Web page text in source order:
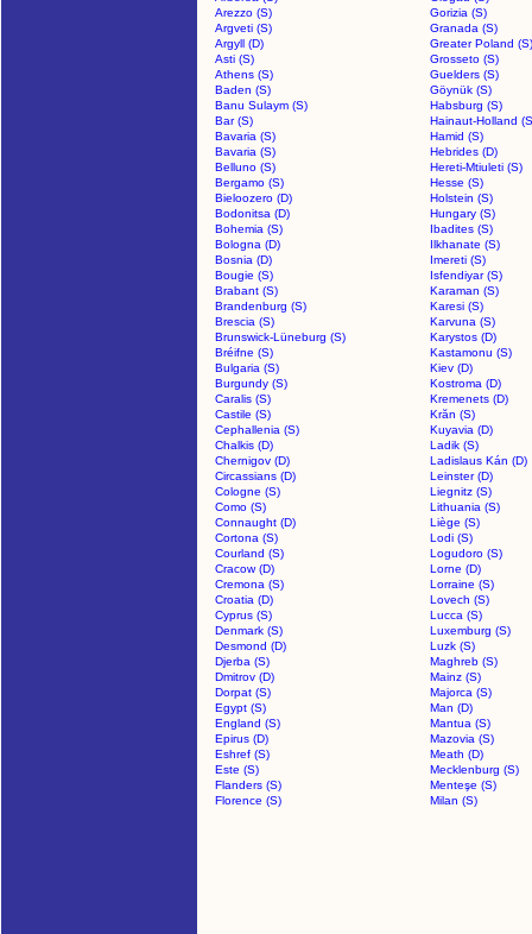
Arezzo (S)
Gorizia (S)
Argveti (S)
Granada (S)
Argyll (D)
Greater Poland (S)
Asti (S)
Grosseto (S)
Athens (S)
Guelders (S)
Baden (S)
Göynük (S)
Banu Sulaym (S)
Habsburg (S)
Bar (S)
Hainaut-Holland
Bavaria (S)
Hamid (S)
Bavaria (S)
Hebrides (D)
Belluno (S)
Hereti-Mtiuleti (S)
Bergamo (S)
Hesse (S)
Bieloozero (D)
Holstein (S)
Bodonitsa (D)
Hungary (S)
Bohemia (S)
Ibadites (S)
Bologna (D)
Ilkhanate (S)
Bosnia (D)
Imereti (S)
Bougie (S)
Isfendiyar (S)
Brabant (S)
Karaman (S)
Brandenburg (S)
Karesi (S)
Brescia (S)
Karvuna (S)
Brunswick-Lüneburg (S)
Karystos (D)
Bréifne (S)
Kastamonu (S)
Bulgaria (S)
Kiev (D)
Burgundy (S)
Kostroma (D)
Caralis (S)
Kremenets (D)
Castile (S)
Krăn (S)
Cephallenia (S)
Kuyavia (D)
Chalkis (D)
Ladik (S)
Chernigov (D)
Ladislaus Kán (D)
Circassians (D)
Leinster (D)
Cologne (S)
Liegnitz (S)
Como (S)
Lithuania (S)
Connaught (D)
Liège (S)
Cortona (S)
Lodi (S)
Courland (S)
Logudoro (S)
Cracow (D)
Lorne (D)
Cremona (S)
Lorraine (S)
Croatia (D)
Lovech (S)
Cyprus (S)
Lucca (S)
Denmark (S)
Luxemburg (S)
Desmond (D)
Luzk (S)
Djerba (S)
Maghreb (S)
Dmitrov (D)
Mainz (S)
Dorpat (S)
Majorca (S)
Egypt (S)
Man (D)
England (S)
Mantua (S)
Epirus (D)
Mazovia (S)
Eshref (S)
Meath (D)
Este (S)
Mecklenburg (S)
Flanders (S)
Menteşe (S)
Florence (S)
Milan (S)